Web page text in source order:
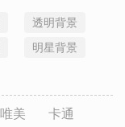
透明背景
明星背景
唯美 卡通